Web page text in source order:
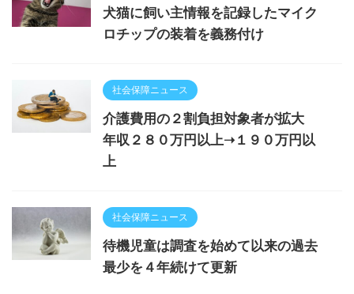
犬猫に飼い主情報を記録したマイク
ロチップの装着を義務付け
社会保障ニュース
介護費用の２割負担対象者が拡大
年収２８０万円以上➝１９０万円以
上
社会保障ニュース
待機児童は調査を始めて以来の過去
最少を４年続けて更新